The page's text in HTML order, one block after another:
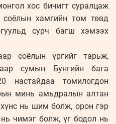
хос бичигт суралцаж
хамгийн том төвд
сурч багш хэмээх
соёлын үргийг тарьж,
сумын Бунгийн бага
настайдаа томилогдон
минь амьдралын алтан
нь шим болж, орон гэр
чимэг болж, үг бодол нь